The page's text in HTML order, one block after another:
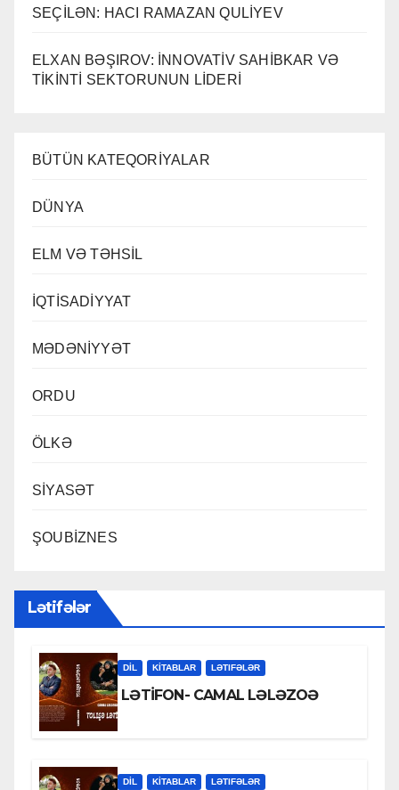
SEÇİLƏN: HACI RAMAZAN QULİYEV
ELXAN BƏŞIROV: İNNOVATİV SAHİBKAR VƏ
TİKİNTİ SEKTORUNUN LİDERİ
BÜTÜN KATEQORİYALAR
DÜNYA
ELM VƏ TƏHSİL
İQTİSADİYYAT
MƏDƏNİYYƏT
ORDU
ÖLKƏ
SİYASƏT
ŞOUBİZNES
Lətifələr
DİL KİTABLAR LƏTIFƏLƏR
LƏTİFON- CAMAL LƏLƏZOƏ
DİL KİTABLAR LƏTIFƏLƏR